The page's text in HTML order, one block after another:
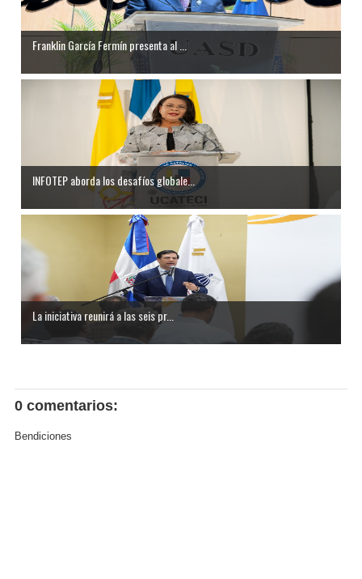
Franklin García Fermín presenta al ...
INFOTEP aborda los desafíos globale...
La iniciativa reunirá a las seis pr...
0 comentarios:
Bendiciones